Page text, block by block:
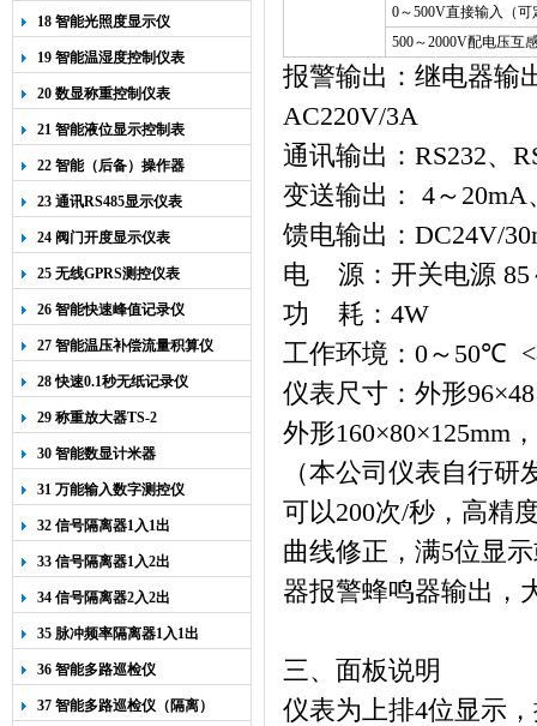
18 智能光照度显示仪
19 智能温湿度控制仪表
20 数显称重控制仪表
21 智能液位显示控制表
22 智能（后备）操作器
23 通讯RS485显示仪表
24 阀门开度显示仪表
25 无线GPRS测控仪表
26 智能快速峰值记录仪
27 智能温压补偿流量积算仪
28 快速0.1秒无纸记录仪
29 称重放大器TS-2
30 智能数显计米器
31 万能输入数字测控仪
32 信号隔离器1入1出
33 信号隔离器1入2出
34 信号隔离器2入2出
35 脉冲频率隔离器1入1出
36 智能多路巡检仪
37 智能多路巡检仪（隔离）
0～500V直接输入（可
500～2000V配电压互
报警输出：继电器输
AC220V/3A
通讯输出： RS232、
变送输出：
4～ 20mA
馈电输出： DC24V/
电
源：开关电源 85
功
耗： 4W
工作环境： 0～ 50℃
仪表尺寸：外形96×48
外形160×80×125mm
（本公司仪表自行
可以200次/秒，高精
曲线修正，满5位显
器报警蜂鸣器输出，
三、面板说明
仪表为上排4位显示